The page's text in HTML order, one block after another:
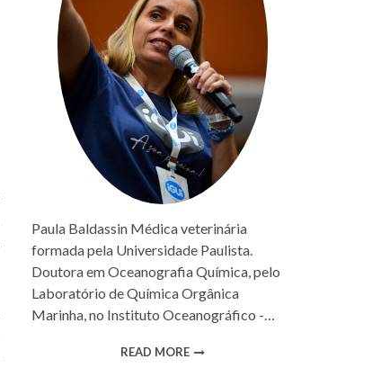
Paula Baldassin Médica veterinária
formada pela Universidade Paulista.
Doutora em Oceanografia Química, pelo
Laboratório de Química Orgânica
Marinha, no Instituto Oceanográfico -…
READ MORE